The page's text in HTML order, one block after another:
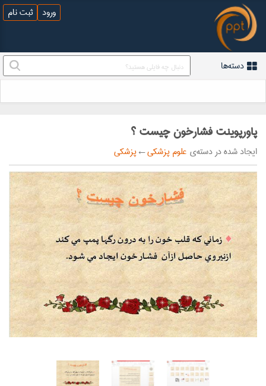
ورود ثبت نام
دسته‌ها
پاورپوینت فشارخون چیست ؟
ایجاد شده در دسته‌ی علوم پزشکی←پزشکی